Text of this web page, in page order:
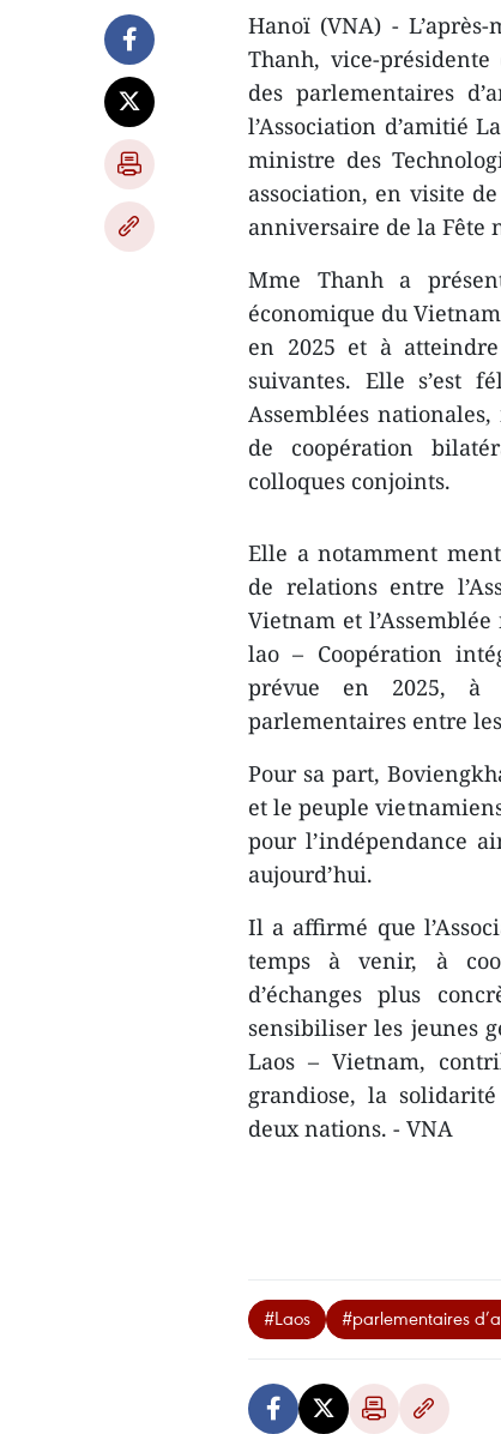
Hanoï (VNA) -
Thanh, vice-
des parlementaires
l’Association d’amitié
ministre des
association, en visite
anniversaire de la Fête
Mme Thanh a
économique du
en 2025 et à
suivantes. Elle s’est
Assemblées
de coopération
colloques conjoints.
Elle a notamment
de relations entre
Vietnam et
lao – Coopération
prévue en 2025, à
parlementaires entre
Pour sa part,
et le peuple
pour l’indépendance
aujourd’hui.
Il a affirmé que
temps à venir, à
d’échanges plus
sensibiliser les jeunes
Laos – Vietnam,
grandiose, la
deux nations. - VNA
#Laos #parlementaires